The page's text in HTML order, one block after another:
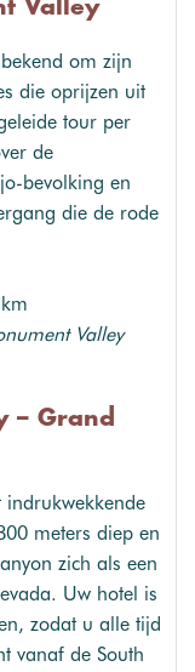
Valley
om zijn
die oprijzen uit
tour per
de
bevolking en
die de rode
Valley
– Grand
meters diep en
zich als een
Uw hotel is
zodat u alle tijd
vanaf de South